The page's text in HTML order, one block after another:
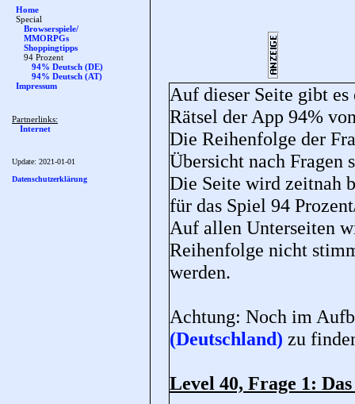
Home
Special
Browserspiele/
MMORPGs
Shoppingtipps
94 Prozent
94% Deutsch (DE)
94% Deutsch (AT)
Impressum
Partnerlinks:
Internet
Update: 2021-01-01
Datenschutzerklärung
Auf dieser Seite gibt
Rätsel der App 94%
Die Reihenfolge der
Übersicht nach Fragen
Die Seite wird zeitnah
für das Spiel 94
Auf allen Unterseiten
Reihenfolge nicht
werden.
Achtung: Noch im
(Deutschland) zu
Level 40, Frage 1: